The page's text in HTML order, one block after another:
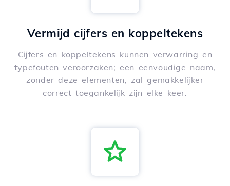
Vermijd cijfers en koppeltekens
Cijfers en koppeltekens kunnen verwarring en
typefouten veroorzaken; een eenvoudige naam,
zonder deze elementen, zal gemakkelijker
correct toegankelijk zijn elke keer.